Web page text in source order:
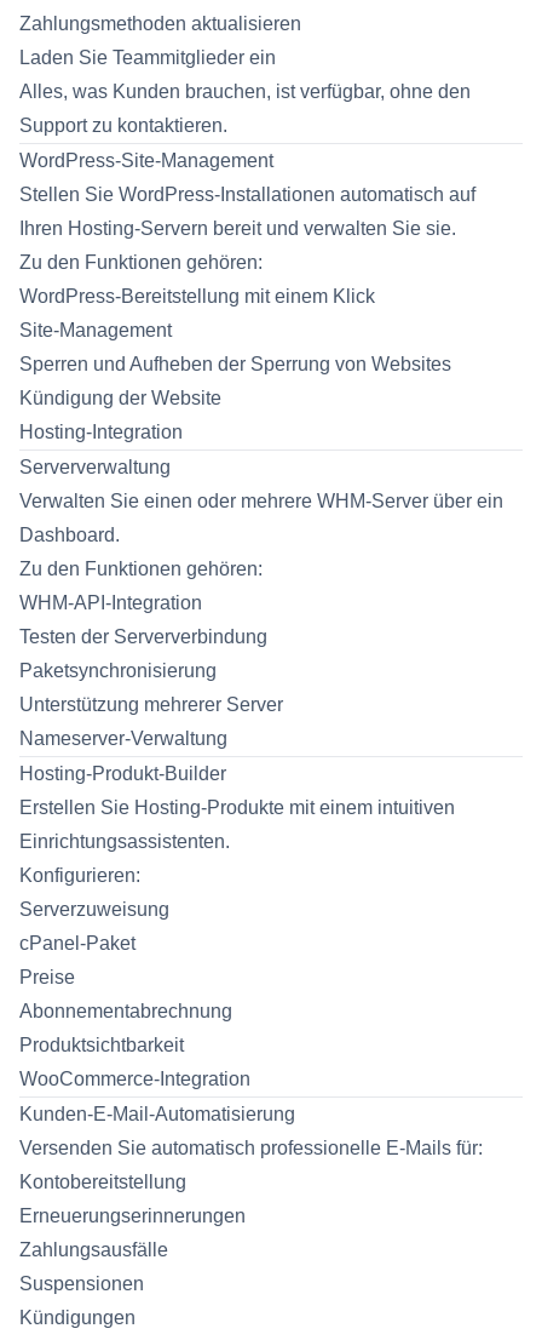
Zahlungsmethoden aktualisieren
Laden Sie Teammitglieder ein
Alles, was Kunden brauchen, ist verfügbar, ohne den
Support zu kontaktieren.
WordPress-Site-Management
Stellen Sie WordPress-Installationen automatisch auf
Ihren Hosting-Servern bereit und verwalten Sie sie.
Zu den Funktionen gehören:
WordPress-Bereitstellung mit einem Klick
Site-Management
Sperren und Aufheben der Sperrung von Websites
Kündigung der Website
Hosting-Integration
Serververwaltung
Verwalten Sie einen oder mehrere WHM-Server über ein
Dashboard.
Zu den Funktionen gehören:
WHM-API-Integration
Testen der Serververbindung
Paketsynchronisierung
Unterstützung mehrerer Server
Nameserver-Verwaltung
Hosting-Produkt-Builder
Erstellen Sie Hosting-Produkte mit einem intuitiven
Einrichtungsassistenten.
Konfigurieren:
Serverzuweisung
cPanel-Paket
Preise
Abonnementabrechnung
Produktsichtbarkeit
WooCommerce-Integration
Kunden-E-Mail-Automatisierung
Versenden Sie automatisch professionelle E-Mails für:
Kontobereitstellung
Erneuerungserinnerungen
Zahlungsausfälle
Suspensionen
Kündigungen